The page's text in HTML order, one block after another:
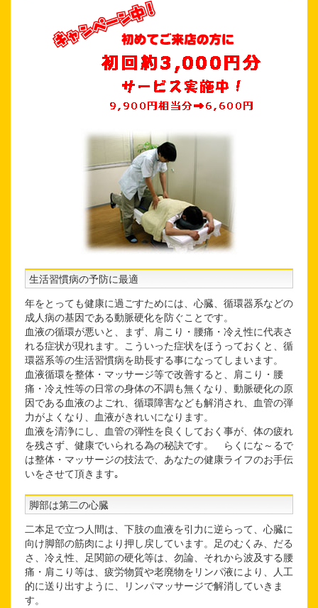
生活習慣病の予防に最適
年をとっても健康に過ごすためには、心臓、循環器系などの
成人病の基因である動脈硬化を防ぐことです。
血液の循環が悪いと、まず、肩こり・腰痛・冷え性に代表さ
れる症状が現れます。こういった症状をほうっておくと、循
環器系等の生活習慣病を助長する事になってしまいます。
血液循環を整体・マッサージ等で改善すると、肩こり・腰
痛・冷え性等の日常の身体の不調も無くなり、動脈硬化の原
因である血液のよごれ、循環障害なども解消され、血管の弾
力がよくなり、血液がきれいになります。
血液を清浄にし、血管の弾性を良くしておく事が、体の疲れ
を残さず、健康でいられる為の秘訣です。 らくにな～るで
は整体・マッサージの技法で、あなたの健康ライフのお手伝
いをさせて頂きます｡
脚部は第二の心臓
二本足で立つ人間は、下肢の血液を引力に逆らって、心臓に
向け脚部の筋肉により押し戻しています。足のむくみ、だる
さ、冷え性、足関節の硬化等は、勿論、それから波及する腰
痛・肩こり等は、疲労物質や老廃物をリンパ液により、人工
的に送り出すように、リンパマッサージで解消していきま
す。